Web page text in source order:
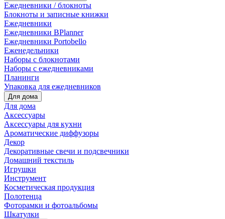
Ежедневники / блокноты
Блокноты и записные книжки
Ежедневники
Ежедневники BPlanner
Ежедневники Portobello
Еженедельники
Наборы с блокнотами
Наборы с ежедневниками
Планинги
Упаковка для ежедневников
Для дома
Для дома
Аксессуары
Аксессуары для кухни
Ароматические диффузоры
Декор
Декоративные свечи и подсвечники
Домашний текстиль
Игрушки
Инструмент
Косметическая продукция
Полотенца
Фоторамки и фотоальбомы
Шкатулки